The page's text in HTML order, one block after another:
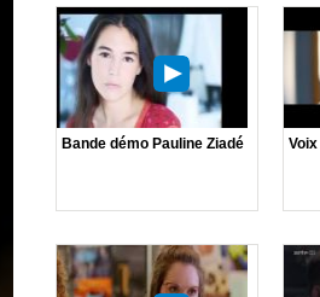
Bande démo Pauline Ziadé